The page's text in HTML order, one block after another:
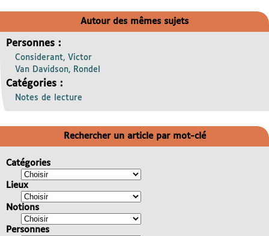
Autour des mêmes sujets
Personnes :
Considerant, Victor
Van Davidson, Rondel
Catégories :
Notes de lecture
Rechercher un article par mot-clé
Catégories
Lieux
Notions
Personnes